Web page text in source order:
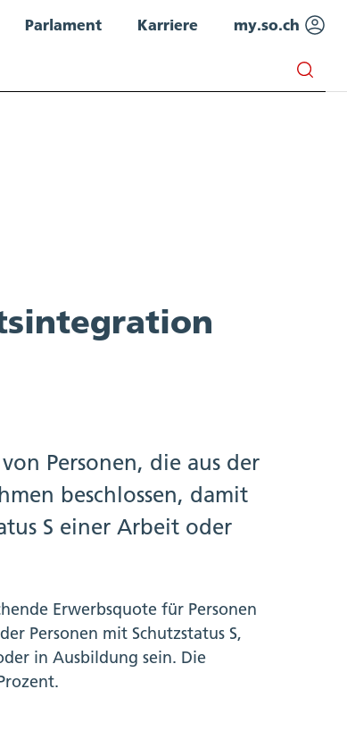
Parlament Karriere my.so.ch
Personen, die aus der
beschlossen, damit
S einer Arbeit oder
Erwerbsquote für Personen
Personen mit Schutzstatus S,
in Ausbildung sein. Die